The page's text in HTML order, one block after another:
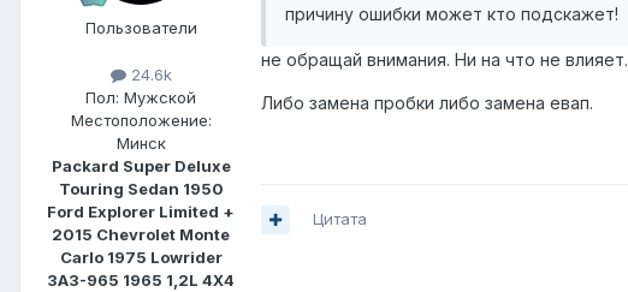
Пользователи
24.6k
Пол: Мужской
Местоположение:
Минск
Packard Super Deluxe
Touring Sedan 1950
Ford Explorer Limited +
2015 Chevrolet Monte
Carlo 1975 Lowrider
ЗАЗ-965 1965 1,2L 4Х4
причину ошибки может кто подскажет!
не обращай внимания. Ни на что не влияет.
Либо замена пробки либо замена евап.
Цитата